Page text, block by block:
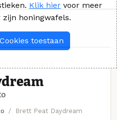
Brett Peat Daydream
Klik hier voor meer
honingwafels.
Cookies toestaan